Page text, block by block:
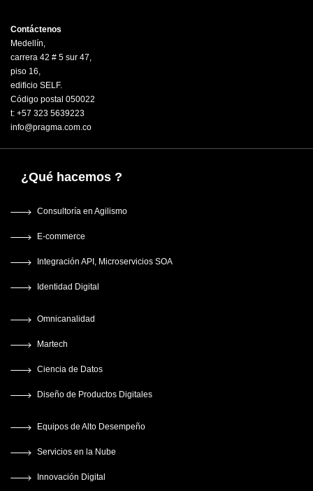
Contáctenos
Medellín,
carrera 42 # 5 sur 47,
piso 16,
edificio SELF.
Código postal 050022
t: +57 323 5639223
info@pragma.com.co
¿Qué hacemos ?
Consultoría en Agilismo
E-commerce
Integración API, Microservicios SOA
Identidad Digital
Omnicanalidad
Martech
Ciencia de Datos
Diseño de Productos Digitales
Equipos de Alto Desempeño
Servicios en la Nube
Innovación Digital